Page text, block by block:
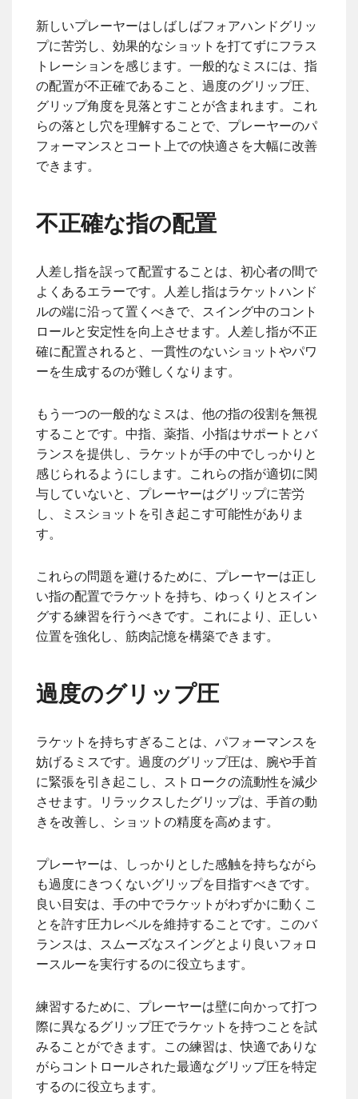
新しいプレーヤーはしばしばフォアハンドグリッ
プに苦労し、効果的なショットを打てずにフラス
トレーションを感じます。一般的なミスには、指
の配置が不正確であること、過度のグリップ圧、
グリップ角度を見落とすことが含まれます。これ
らの落とし穴を理解することで、プレーヤーのパ
フォーマンスとコート上での快適さを大幅に改善
できます。
不正確な指の配置
人差し指を誤って配置することは、初心者の間で
よくあるエラーです。人差し指はラケットハンド
ルの端に沿って置くべきで、スイング中のコント
ロールと安定性を向上させます。人差し指が不正
確に配置されると、一貫性のないショットやパワ
ーを生成するのが難しくなります。
もう一つの一般的なミスは、他の指の役割を無視
することです。中指、薬指、小指はサポートとバ
ランスを提供し、ラケットが手の中でしっかりと
感じられるようにします。これらの指が適切に関
与していないと、プレーヤーはグリップに苦労
し、ミスショットを引き起こす可能性がありま
す。
これらの問題を避けるために、プレーヤーは正し
い指の配置でラケットを持ち、ゆっくりとスイン
グする練習を行うべきです。これにより、正しい
位置を強化し、筋肉記憶を構築できます。
過度のグリップ圧
ラケットを持ちすぎることは、パフォーマンスを
妨げるミスです。過度のグリップ圧は、腕や手首
に緊張を引き起こし、ストロークの流動性を減少
させます。リラックスしたグリップは、手首の動
きを改善し、ショットの精度を高めます。
プレーヤーは、しっかりとした感触を持ちながら
も過度にきつくないグリップを目指すべきです。
良い目安は、手の中でラケットがわずかに動くこ
とを許す圧力レベルを維持することです。このバ
ランスは、スムーズなスイングとより良いフォロ
ースルーを実行するのに役立ちます。
練習するために、プレーヤーは壁に向かって打つ
際に異なるグリップ圧でラケットを持つことを試
みることができます。この練習は、快適でありな
がらコントロールされた最適なグリップ圧を特定
するのに役立ちます。